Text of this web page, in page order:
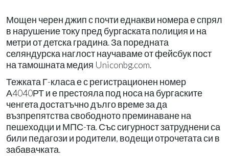
Мощен черен джип с почти еднакви номера е спрял
в нарушение току пред бургаската полиция и на
метри от детска градина. За поредната
селяндурска наглост научаваме от фейсбук пост
на тамошната медия Uniconbg.com.
Тежката Г-класа е с регистрационен номер
А4040РТ и е престояла под носа на бургаските
ченгета достатъчно дълго време за да
възпрепятства свободното преминаване на
пешеходци и МПС-та. Със сигурност затруднени са
били педагози и родители, водещи отрочетата си в
забавачката.